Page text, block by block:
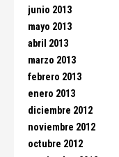
junio 2013
mayo 2013
abril 2013
marzo 2013
febrero 2013
enero 2013
diciembre 2012
noviembre 2012
octubre 2012